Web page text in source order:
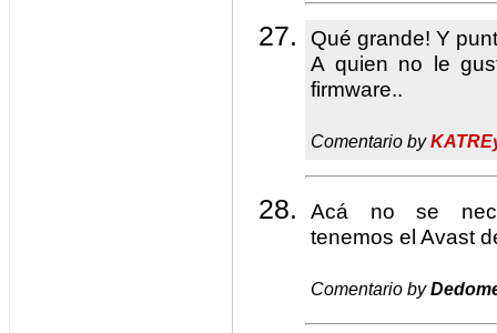
Qué grande! Y
A quien no le
firmware..
Comentario by
Acá no se
tenemos el Avast
Comentario by